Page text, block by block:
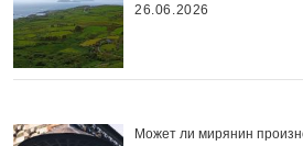
26.06.2026
Может ли мирянин